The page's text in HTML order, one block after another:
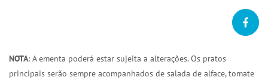
NOTA: A ementa poderá estar sujeita a alterações. Os pratos
principais serão sempre acompanhados de salada de alface, tomate